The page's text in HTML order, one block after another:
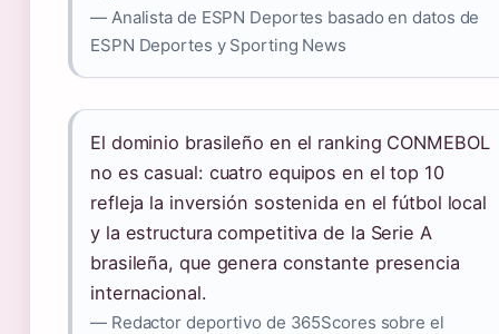
— Analista de ESPN Deportes basado en datos de
ESPN Deportes y Sporting News
El dominio brasileño en el ranking CONMEBOL
no es casual: cuatro equipos en el top 10
refleja la inversión sostenida en el fútbol local
y la estructura competitiva de la Serie A
brasileña, que genera constante presencia
internacional.
— Redactor deportivo de 365Scores sobre el